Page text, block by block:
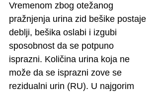
Vremenom zbog otežanog
pražnjenja urina zid bešike postaje
deblji, bešika oslabi i izgubi
sposobnost da se potpuno
isprazni. Količina urina koja ne
može da se isprazni zove se
rezidualni urin (RU). U najgorim